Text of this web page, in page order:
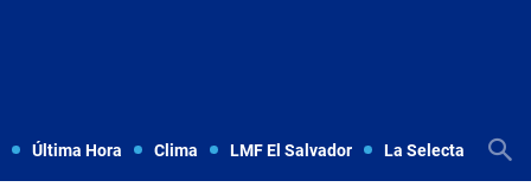
Última Hora Clima LMF El Salvador La Selecta